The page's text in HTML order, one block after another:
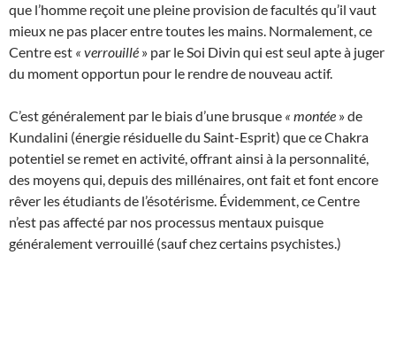
que l’homme reçoit une pleine provision de facultés qu’il vaut
mieux ne pas placer entre toutes les mains. Normalement, ce
Centre est « verrouillé » par le Soi Divin qui est seul apte à juger
du moment opportun pour le rendre de nouveau actif.
C’est généralement par le biais d’une brusque « montée » de
Kundalini (énergie résiduelle du Saint-Esprit) que ce Chakra
potentiel se remet en activité, offrant ainsi à la personnalité,
des moyens qui, depuis des millénaires, ont fait et font encore
rêver les étudiants de l’ésotérisme. Évidemment, ce Centre
n’est pas affecté par nos processus mentaux puisque
généralement verrouillé (sauf chez certains psychistes.)